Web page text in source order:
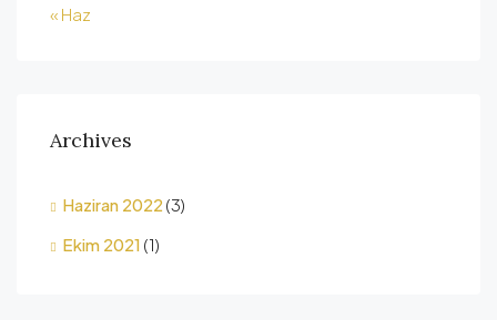
« Haz
Archives
Haziran 2022 (3)
Ekim 2021 (1)